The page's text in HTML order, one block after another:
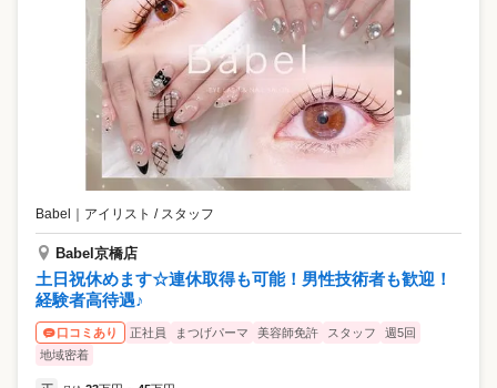
Babel アイリスト / スタッフ
Babel京橋店
土日祝休めます☆連休取得も可能！男性技術者も歓迎！
経験者高待遇♪
口コミあり 正社員 まつげパーマ 美容師免許 スタッフ
週5回
地域密着